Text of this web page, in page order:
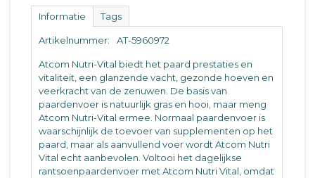
Informatie Tags
Artikelnummer: AT-5960972
Atcom Nutri-Vital biedt het paard prestaties en
vitaliteit, een glanzende vacht, gezonde hoeven en
veerkracht van de zenuwen. De basis van
paardenvoer is natuurlijk gras en hooi, maar meng
Atcom Nutri-Vital ermee. Normaal paardenvoer is
waarschijnlijk de toevoer van supplementen op het
paard, maar als aanvullend voer wordt Atcom Nutri
Vital echt aanbevolen. Voltooi het dagelijkse
rantsoenpaardenvoer met Atcom Nutri Vital, omdat